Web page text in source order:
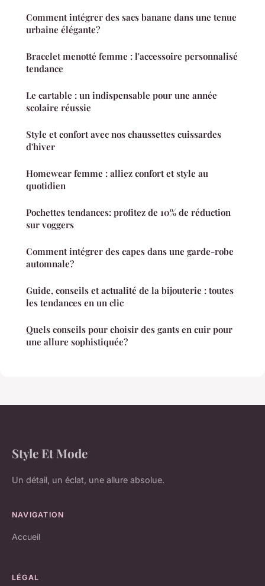
Comment intégrer des sacs banane dans une tenue
urbaine élégante?
Bracelet menotté femme : l'accessoire personnalisé
tendance
Le cartable : un indispensable pour une année
scolaire réussie
Style et confort avec nos chaussettes cuissardes
d'hiver
Homewear femme : alliez confort et style au
quotidien
Pochettes tendances: profitez de 10% de réduction
sur voggers
Comment intégrer des capes dans une garde-robe
automnale?
Guide, conseils et actualité de la bijouterie : toutes
les tendances en un clic
Quels conseils pour choisir des gants en cuir pour
une allure sophistiquée?
Style Et Mode
Un détail, un éclat, une allure absolue.
NAVIGATION
Accueil
LÉGAL